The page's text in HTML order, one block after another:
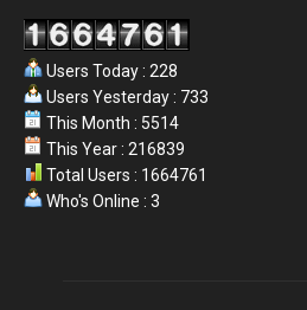
Users Today : 228
Users Yesterday : 733
This Month : 5514
This Year : 216839
Total Users : 1664761
Who's Online : 3